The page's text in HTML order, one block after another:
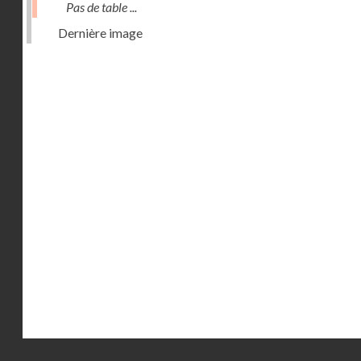
Pas de table ...
Dernière image